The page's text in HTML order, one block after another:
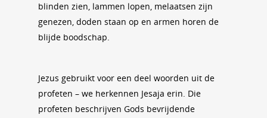
blinden zien, lammen lopen, melaatsen zijn
genezen, doden staan op en armen horen de
blijde boodschap.
Jezus gebruikt voor een deel woorden uit de
profeten – we herkennen Jesaja erin. Die
profeten beschrijven Gods bevrijdende